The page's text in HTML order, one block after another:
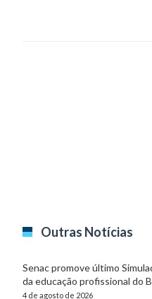
Outras Notícias
Senac promove último
da educação profissional do
4 de agosto de 2026